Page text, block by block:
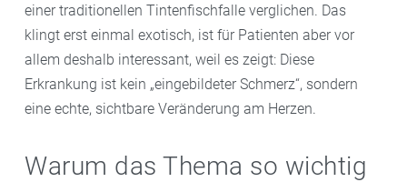
einer traditionellen Tintenfischfalle verglichen. Das
klingt erst einmal exotisch, ist für Patienten aber vor
allem deshalb interessant, weil es zeigt: Diese
Erkrankung ist kein „eingebildeter Schmerz“, sondern
eine echte, sichtbare Veränderung am Herzen.
Warum das Thema so wichtig